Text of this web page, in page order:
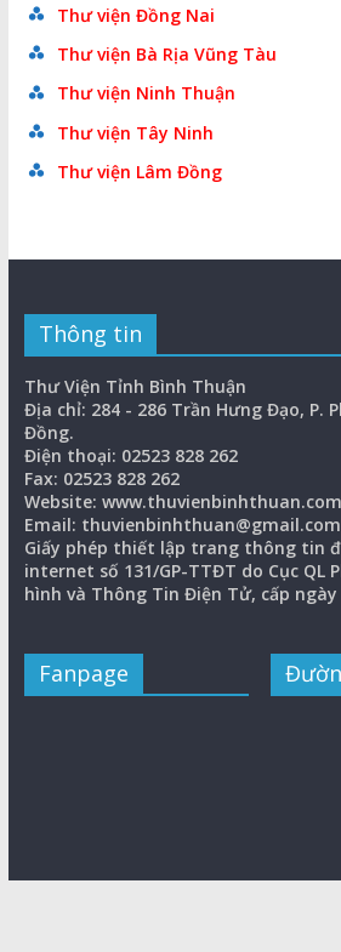
Thư viện Đồng Nai
Thư viện Bà Rịa Vũng Tàu
Thư viện Ninh Thuận
Thư viện Tây Ninh
Thư viện Lâm Đồng
Thông tin
Thư Viện Tỉnh Bình Thuận
Địa chỉ: 284 - 286 Trần Hưng Đạo, P.
Đồng.
Điện thoại: 02523 828 262
Fax: 02523 828 262
Website:
Email: thuvienbinhthuan@gmail.com
Giấy phép thiết lập trang thông tin
internet số 131/GP-TTĐT do Cục QL
hình và Thông Tin Điện Tử, cấp ngày
Fanpage